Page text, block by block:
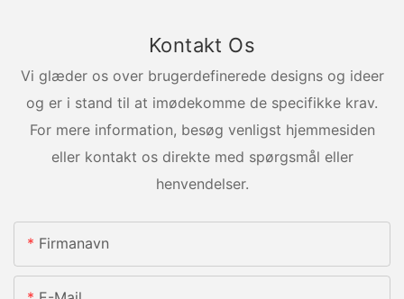
Kontakt Os
Vi glæder os over brugerdefinerede designs og ideer
og er i stand til at imødekomme de specifikke krav.
For mere information, besøg venligst hjemmesiden
eller kontakt os direkte med spørgsmål eller
henvendelser.
Firmanavn